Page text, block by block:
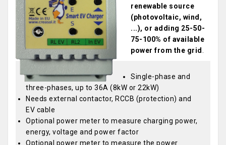
renewable source
(photovoltaic, wind,
...), or adding 25-50-
75-100% of available
power from the grid
Single-phase and
three-phases, up to 36A (8kW or 22kW)
Needs external contactor, RCCB (protection) and
EV cable
Optional power meter to measure charging power,
energy, voltage and power factor
Optional power meter to measure the power